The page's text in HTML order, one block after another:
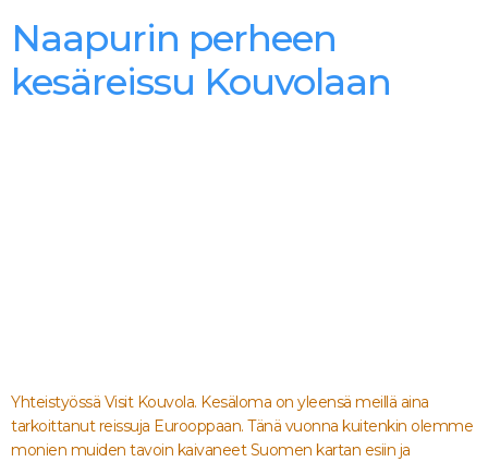
Naapurin perheen
kesäreissu Kouvolaan
Yhteistyössä Visit Kouvola. Kesäloma on yleensä meillä aina
tarkoittanut reissuja Eurooppaan. Tänä vuonna kuitenkin olemme
monien muiden tavoin kaivaneet Suomen kartan esiin ja